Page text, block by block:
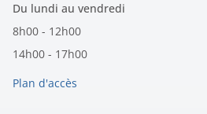
Du lundi au vendredi
8h00 - 12h00
14h00 - 17h00
Plan d'accès